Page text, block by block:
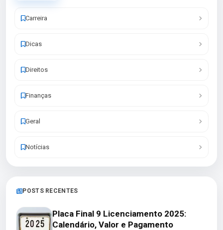
Carreira
Dicas
Direitos
Finanças
Geral
Notícias
POSTS RECENTES
Placa Final 9 Licenciamento 2025:
Calendário, Valor e Pagamento